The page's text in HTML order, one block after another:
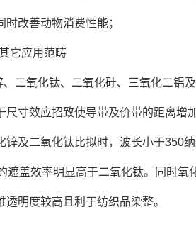
改善动物消费性能；
它应用范畴
二氧化钛、二氧化硅、三氧化二铝
尺寸效应招致使导带及价带的距离增
锌及二氧化钛比拟时，波长小于350
遮盖效率明显高于二氧化钛。同时
明度较高且利于纺织品染整。